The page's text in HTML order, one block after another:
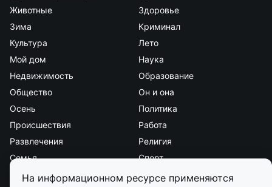
На информационном ресурсе применяются
Животные
Здоровье
Зима
Криминал
Культура
Лето
Мой дом
Наука
Недвижимость
Образование
Общество
Он и она
Осень
Политика
Происшествия
Работа
Развлечения
Религия
Семья
Спорт
Стиль и красота
Страна и мир